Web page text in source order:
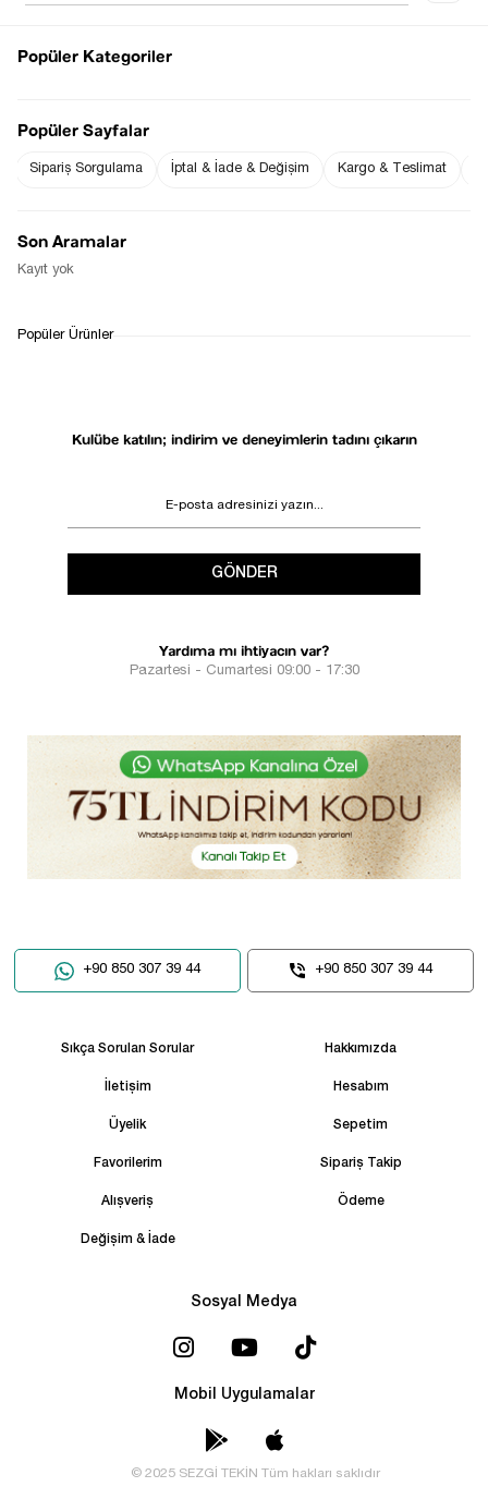
Ürün Ölçüleri;
Haber Ver
Gelince Haber Ver
İADE&DEĞİŞİM
Kulübe katılın; indirim ve deneyimlerin tadını çıkarın
GÖNDER
Yardıma mı ihtiyacın var?
Pazartesi - Cumartesi 09:00 - 17:30
+90 850 307 39 44 +90 850 307 39 44
Sıkça Sorulan Sorular Hakkımızda
İletişim Hesabım
Üyelik Sepetim
Favorilerim Sipariş Takip
Alışveriş Ödeme
Değişim & İade
Sosyal Medya
Mobil Uygulamalar
© 2025 SEZGİ TEKİN Tüm hakları saklıdır
Popüler Kategoriler
Popüler Sayfalar
Sipariş Sorgulama İptal & İade & Değişim Kargo & Teslimat
Son Aramalar
Kayıt yok
Popüler Ürünler